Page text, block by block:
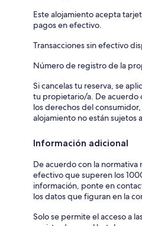
Este alojamiento acepta
pagos en efectivo.
Transacciones sin efectivo
Número de registro de la
Si cancelas tu reserva, se
tu propietario/a. De acuerdo
los derechos del
alojamiento no están sujetos
Información adicional
De acuerdo con la normativa
efectivo que superen los
información, ponte en
los datos que figuran en la
Solo se permite el acceso a